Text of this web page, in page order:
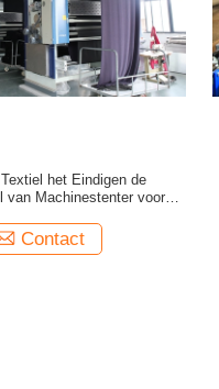
het Eindigen de
van Machinestenter voor
Contact